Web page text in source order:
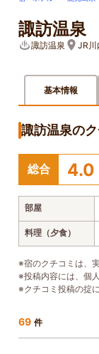
諏訪温泉
諏訪温泉 JR川
基本情報
諏訪温泉の
総合 4.0
部屋
料理（夕食）
※宿のクチコミは、
※投稿内容には、個
※クチコミ投稿の掟
69 件